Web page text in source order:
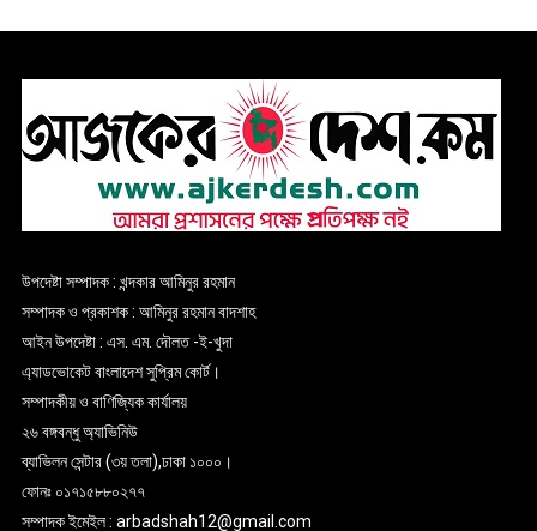
উপদেষ্টা সম্পাদক : খন্দকার আমিনুর রহমান
সম্পাদক ও প্রকাশক : আমিনুর রহমান বাদশাহ
আইন উপদেষ্টা : এস. এম. দৌলত -ই-খুদা
এ্যাডভোকেট বাংলাদেশ সুপ্রিম কোর্ট।
সম্পাদকীয় ও বাণিজ্যিক কার্যালয়
২৬ বঙ্গবন্ধু অ্যাভিনিউ
ব্যাভিলন সেন্টার (৩য় তলা),ঢাকা ১০০০।
ফোনঃ ০১৭১৫৮৮০২৭৭
সম্পাদক ইমেইল : arbadshah12@gmail.com